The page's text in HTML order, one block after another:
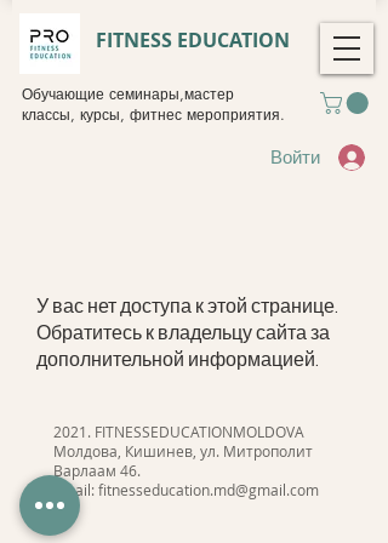
FITNESS EDUCATION
Обучающие семинары,мастер
классы, курсы, фитнес мероприятия.
Войти
У вас нет доступа к этой странице.
Обратитесь к владельцу сайта за
дополнительной информацией.
2021. FITNESSEDUCATIONMOLDOVA
Молдова, Кишинев, ул. Митрополит
Варлаам 46.
Email:fitnesseducation.md@gmail.com